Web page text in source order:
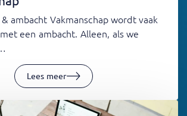
ambacht Vakmanschap wordt vaak
een ambacht. Alleen, als we
Lees meer